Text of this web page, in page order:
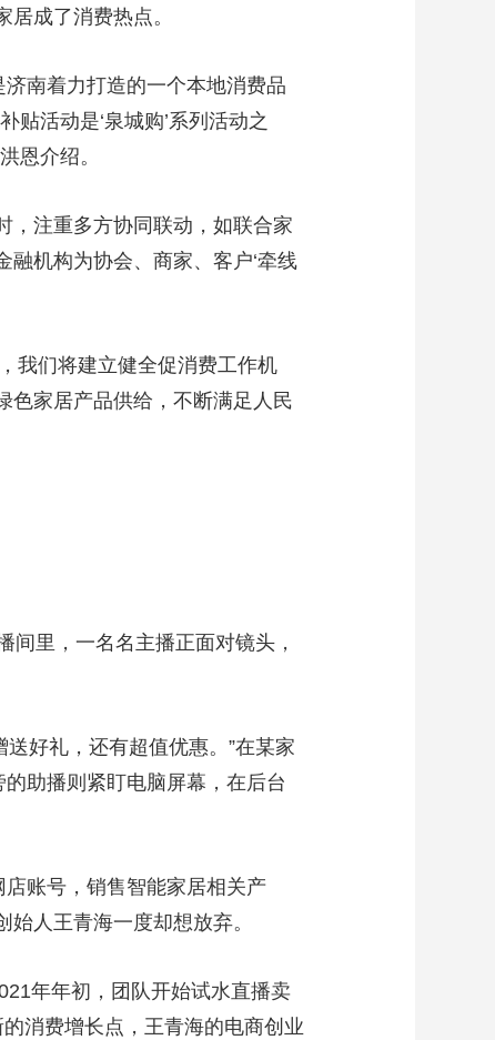
成了消费热点。
南着力打造的一个本地消费品
活动是‘泉城购’系列活动之
恩介绍。
注重多方协同联动，如联合家
机构为协会、商家、客户‘牵线
我们将建立健全促消费工作机
色家居产品供给，不断满足人民
里，一名名主播正面对镜头，
好礼，还有超值优惠。”在某家
助播则紧盯电脑屏幕，在后台
账号，销售智能家居相关产
人王青海一度却想放弃。
年年初，团队开始试水直播卖
消费增长点，王青海的电商创业